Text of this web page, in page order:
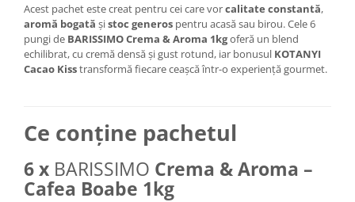
Acest pachet este creat pentru cei care vorcalitate constantă,
aromă bogată șistoc generos pentru acasă sau birou. Cele 6
pungi de BARISSIMOCrema & Aroma 1kgoferă un blend
echilibrat, cu cremă densă și gust rotund, iar bonusul KOTANYI
Cacao Kisstransformă fiecare ceașcă într-o experiență gourmet.
Ce conține pachetul
6 x BARISSIMO Crema & Aroma –
Cafea Boabe 1kg